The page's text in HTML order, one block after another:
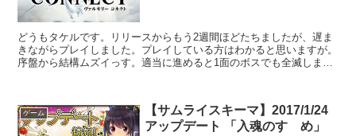
どうもタケルです。リリースからもう2週間ほどたちましたが、遅ま
きながらプレイしました。プレイしている方はわかると思いますが。
序盤から結構ムズイっす。適当に進めると1面のボスでも全滅しま
ゲーム
【サムライスキーマ】2017/1/24
アップデート 「入魂のすゝめ」